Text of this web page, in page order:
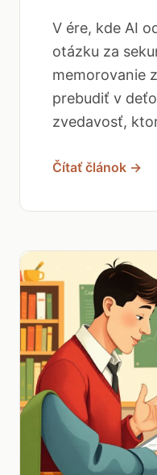
V ére, kde AI
otázku za
memorovanie
prebudiť v
zvedavosť,
Čítať článok →